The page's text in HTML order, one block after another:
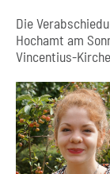
Die
Hochamt am
Vincentius-